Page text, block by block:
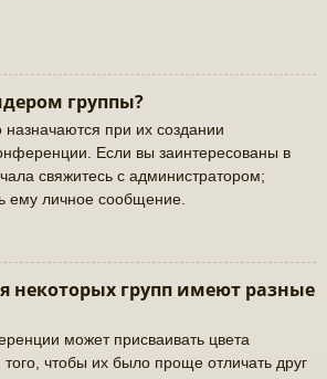
группы?
при их создании
Если вы заинтересованы в
свяжитесь с администратором;
ему личное сообщение.
некоторых групп имеют разные
может присваивать цвета
того, чтобы их было проще отличать друг